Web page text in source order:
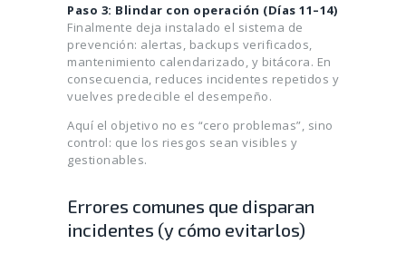
Paso 3: Blindar con operación (Días 11–14)
Finalmente deja instalado el sistema de
prevención: alertas, backups verificados,
mantenimiento calendarizado, y bitácora. En
consecuencia, reduces incidentes repetidos y
vuelves predecible el desempeño.
Aquí el objetivo no es “cero problemas”, sino
control: que los riesgos sean visibles y
gestionables.
Errores comunes que disparan
incidentes (y cómo evitarlos)